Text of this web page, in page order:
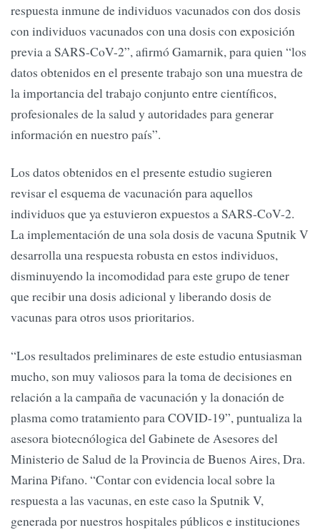
respuesta inmune de individuos vacunados con dos dosis
con individuos vacunados con una dosis con exposición
previa a SARS-CoV-2”, afirmó Gamarnik, para quien “los
datos obtenidos en el presente trabajo son una muestra de
la importancia del trabajo conjunto entre científicos,
profesionales de la salud y autoridades para generar
información en nuestro país”.
Los datos obtenidos en el presente estudio sugieren
revisar el esquema de vacunación para aquellos
individuos que ya estuvieron expuestos a SARS-CoV-2.
La implementación de una sola dosis de vacuna Sputnik V
desarrolla una respuesta robusta en estos individuos,
disminuyendo la incomodidad para este grupo de tener
que recibir una dosis adicional y liberando dosis de
vacunas para otros usos prioritarios.
“Los resultados preliminares de este estudio entusiasman
mucho, son muy valiosos para la toma de decisiones en
relación a la campaña de vacunación y la donación de
plasma como tratamiento para COVID-19”, puntualiza la
asesora biotecnólogica del Gabinete de Asesores del
Ministerio de Salud de la Provincia de Buenos Aires, Dra.
Marina Pifano. “Contar con evidencia local sobre la
respuesta a las vacunas, en este caso la Sputnik V,
generada por nuestros hospitales públicos e instituciones